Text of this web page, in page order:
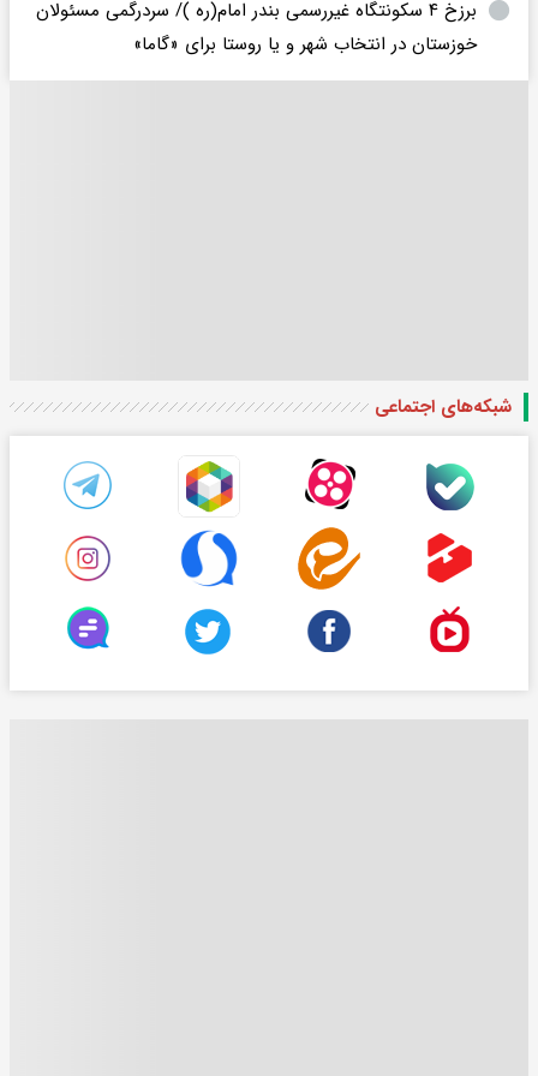
برزخ ۴ سکونتگاه غیررسمی بندر امام(ره )/ سردرگمی مسئولان
خوزستان در انتخاب شهر و یا روستا برای «گاما»
شبکه‌های اجتماعی